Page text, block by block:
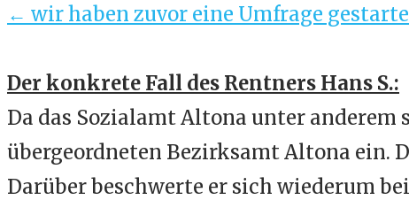
← wir haben zuvor eine Umfrage
Der konkrete Fall des Rentners Hans S.:
Da das Sozialamt Altona unter
übergeordneten Bezirksamt Altona ein.
Darüber beschwerte er sich wiederum